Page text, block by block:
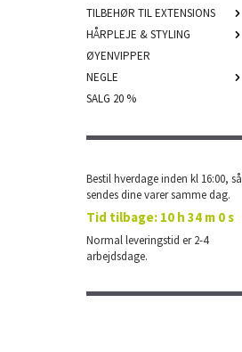
TILBEHØR TIL EXTENSIONS
HÅRPLEJE & STYLING
ØYENVIPPER
NEGLE
SALG 20 %
Bestil hverdage inden kl 16:00, så
sendes dine varer samme dag.
Tid tilbage: 10 h 33 m 59 s
Normal leveringstid er 2-4
arbejdsdage.